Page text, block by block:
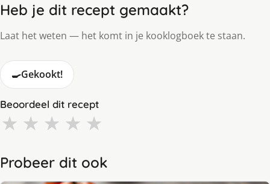
Heb je dit recept gemaakt?
Laat het weten — het komt in je kooklogboek te staan.
🍳Gekookt!
Beoordeel dit recept
★ ★ ★ ★ ★
Probeer dit ook